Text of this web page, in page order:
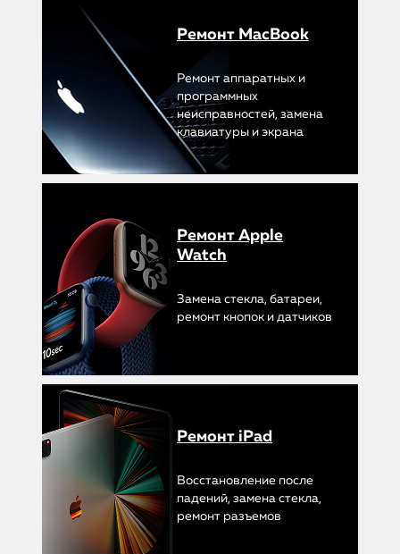
Ремонт MacBook
Ремонт аппаратных и
программных
неисправностей, замена
клавиатуры и экрана
Ремонт Apple
Watch
Замена стекла, батареи,
ремонт кнопок и датчиков
Ремонт iPad
Восстановление после
падений, замена стекла,
ремонт разъемов